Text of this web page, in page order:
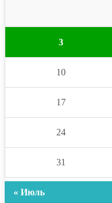
3
10
17
24
31
« Июль